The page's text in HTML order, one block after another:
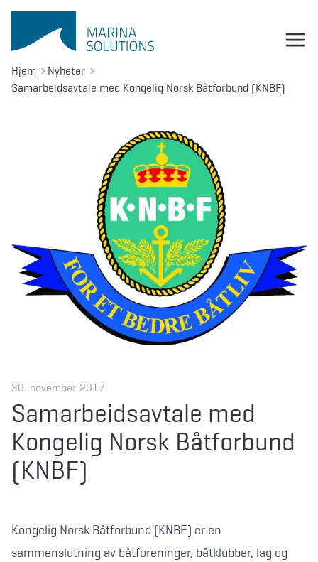
Hjem
Nyheter
Samarbeidsavtale med Kongelig Norsk Båtforbund (KNBF)
30. november 2017
Samarbeidsavtale med
Kongelig Norsk Båtforbund
(KNBF)
Kongelig Norsk Båtforbund (KNBF) er en
sammenslutning av båtforeninger, båtklubber, lag og